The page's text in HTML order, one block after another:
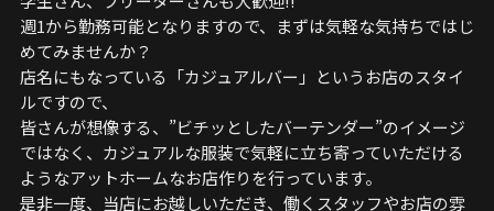
週1から勤務可能となりますので、まずは気軽な気持ちではじ
めてみませんか？
店名にもなっている「カジュアルバー」というお店のスタイ
ルですので、
皆さんが想像する、”ビチッとしたバーテンダー”のイメージ
ではなく、カジュアルな服装で気軽に立ち寄っていただける
ようなアットホームなお店作りを行っています。
是非一度、当店にお越しいただき、働くスタッフやお店の雰